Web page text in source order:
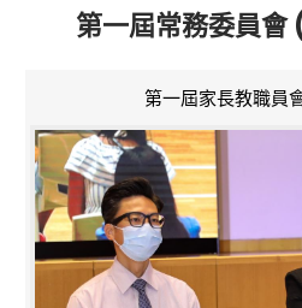
第一屆常務委員
第一屆家長教職員